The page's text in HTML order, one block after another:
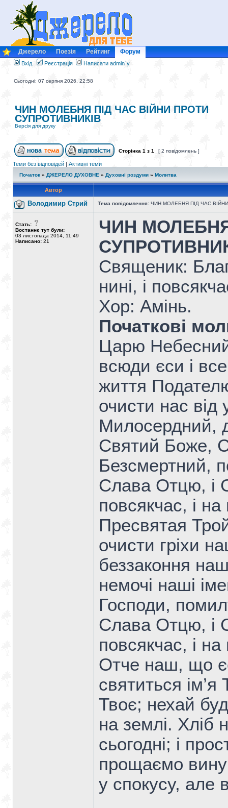
Джерело Поезія Рейтинг Форум
Вхід Реєстрація Написати admin`у
Сьогодні: 07 серпня 2026, 22:58
ЧИН МОЛЕБНЯ ПIД ЧАС ВІЙНИ ПРОТИ
СУПРОТИВНИКІВ
Версія для друку
Сторінка 1 з 1 [ 2 повідомлень ]
Теми без відповідей | Активні теми
Початок » ДЖЕРЕЛО ДУХОВНЕ » Духовні роздуми » Молитва
Автор
Володимир Стрий Тема повідомлення: ЧИН МОЛЕБНЯ ПIД ЧАС
Стать:
Востаннє тут були:
03 листопада 2014, 11:49
Написано: 21
ЧИН
Священик:
нинi, i
Хор: Амінь.
Початкові
Царю
всюди єси і
жит­тя
очисти нас від
Милосердний,
Святий Боже,
Безсмертний,
Слава Отцю, i
повсякчас, i на
Пресвятая
очисти грiхи
беззаконня
немочi нашi
Господи,
Слава Отцю, i
повсякчас, i на
Отче наш, що
святиться
Твоє; нехай
на землi. Хлiб
сьогоднi; i
прощаємо
у спокусу, але